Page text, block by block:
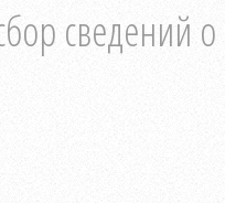
сведений